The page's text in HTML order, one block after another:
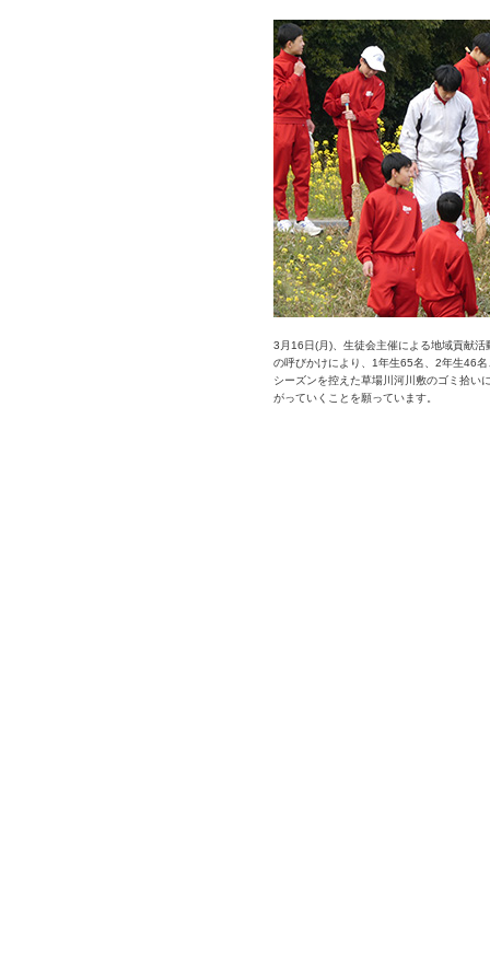
3月16日(月)、生徒会主催による地域貢献
の呼びかけにより、1年生65名、2年生46
シーズンを控えた草場川河川敷のゴミ拾い
がっていくことを願っています。